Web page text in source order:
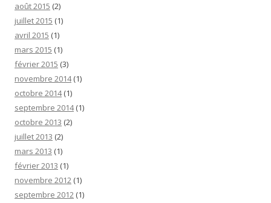
août 2015 (2)
juillet 2015 (1)
avril 2015 (1)
mars 2015 (1)
février 2015 (3)
novembre 2014(1)
octobre 2014(1)
septembre 2014(1)
octobre 2013 (2)
juillet 2013 (2)
mars 2013 (1)
février 2013 (1)
novembre 2012 (1)
septembre 2012 (1)